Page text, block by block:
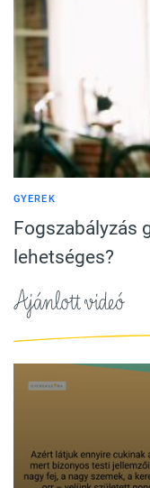
GYEREK
Fogszabályzás
lehetséges?
Ajánlott videó